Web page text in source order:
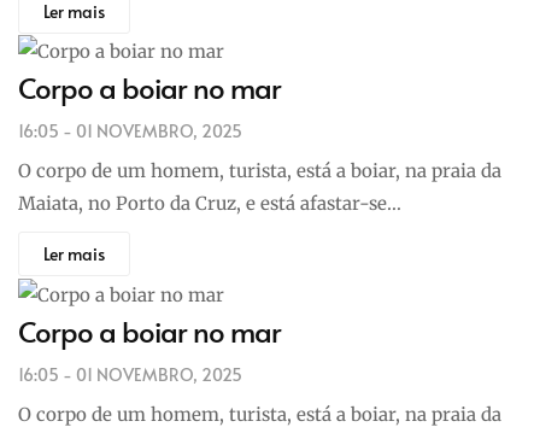
Ler mais
Corpo a boiar no mar
16:05 - 01 NOVEMBRO, 2025
O corpo de um homem, turista, está a boiar, na praia da
Maiata, no Porto da Cruz, e está afastar-se…
Ler mais
Corpo a boiar no mar
16:05 - 01 NOVEMBRO, 2025
O corpo de um homem, turista, está a boiar, na praia da